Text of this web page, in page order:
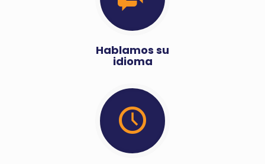
Hablamos su
idioma